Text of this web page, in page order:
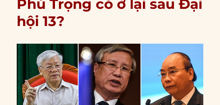
Phú Trọng có ở lại sau Đại
hội 13?